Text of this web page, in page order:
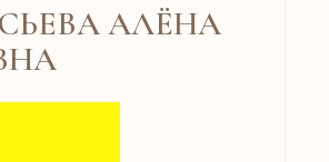
АЛЁНА